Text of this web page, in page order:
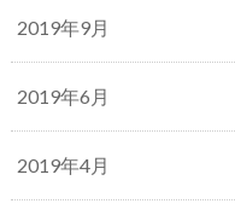
2019年9月
2019年6月
2019年4月